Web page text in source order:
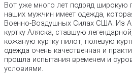
Вот уже много лет подряд широкую
наших мужчин имеет одежда,
Военно-Воздушных Силах США. Из
куртку Аляска, ставшую
кожаную куртку пилот, полевую
одежда очень качественная и
прошла испытания временем и
условиями.